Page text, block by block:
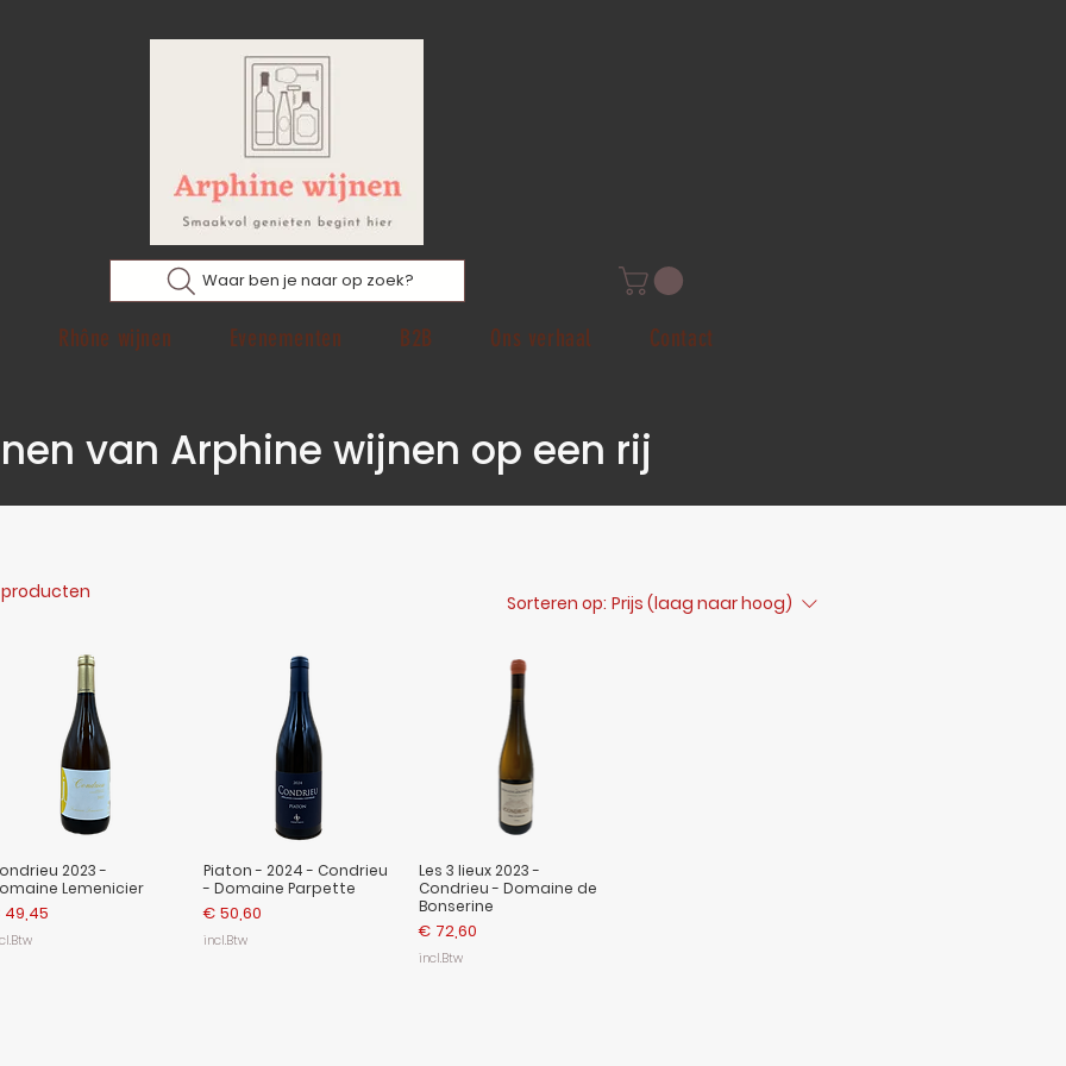
Waar ben je naar op zoek?
Rhône wijnen Evenementen B2B Ons verhaal Contact
van Arphine wijnen op een rij
producten Sorteren op: Prijs (laag naar hoog)
2023 -
Lemenicier
Piaton - 2024 - Condrieu
- Domaine Parpette
Prijs
€ 50,60
incl.Btw
Les 3 lieux 2023 -
Condrieu - Domaine de
Bonserine
Prijs
€ 72,60
incl.Btw